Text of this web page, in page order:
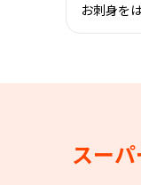
お刺身を
スー